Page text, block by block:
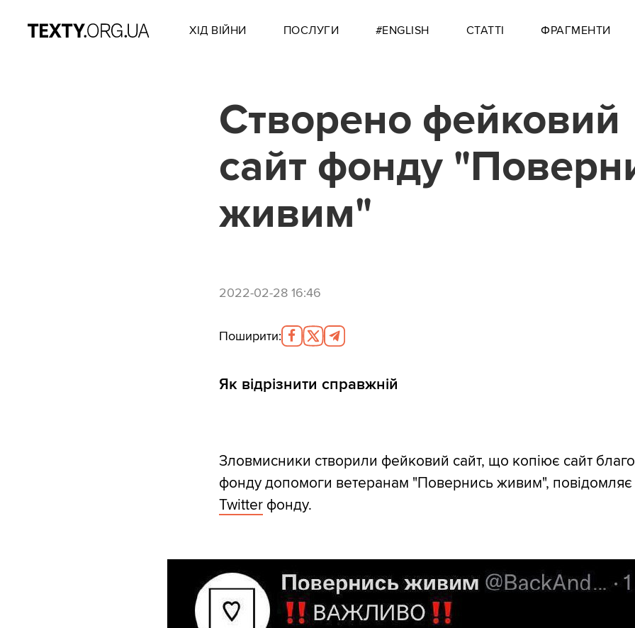
ХІД ВІЙНИ ПОСЛУГИ #ENGLISH СТАТТІ ФРАГМЕНТИ
Створено фейковий
сайт фонду
живим"
2022-02-28 16:46
Поширити:
Як відрізнити справжній
Зловмисники створили фейковий сайт, що копіює сайт
фонду допомоги ветеранам "Повернись живим", повідомляє
Twitterфонду.